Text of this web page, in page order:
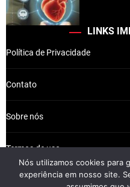
LINKS
Política de Privacidade
Contato
Sobre nós
Termos de uso
Nós utilizamos cookies para
experiência em nosso site.